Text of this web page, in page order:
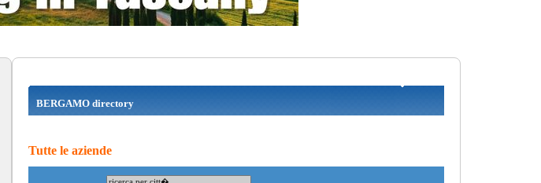
BERGAMO directory
Tutte le aziende